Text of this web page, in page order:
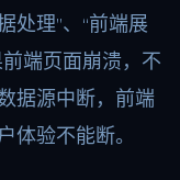
处理”、“前端展
端页面崩溃，不
据源中断，前端
体验不能断。